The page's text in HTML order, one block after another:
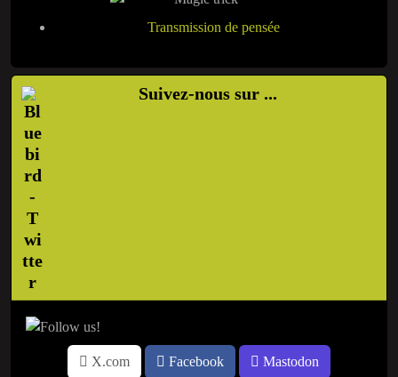
Transmission de pensée
Suivez-nous sur ...
X.com Facebook Mastodon